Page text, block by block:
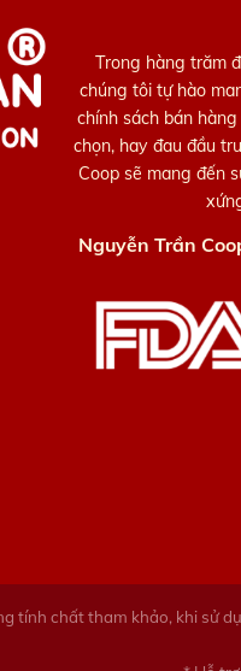
Trong hàng trăm
chúng tôi tự hào
chính sách bán
chọn, hay đau đầu
Coop sẽ mang đến
Nguyễn Trần
tính chất tham khảo, khi sử